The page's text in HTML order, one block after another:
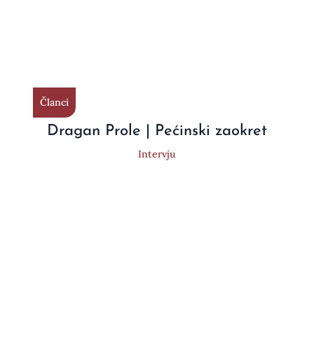
Članci
Dragan Prole | Pećinski zaokret
Intervju